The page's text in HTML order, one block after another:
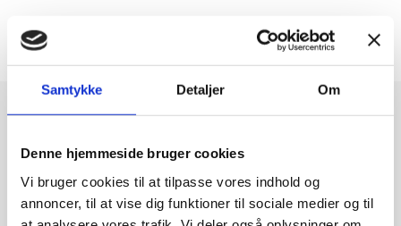
Samtykke Detaljer Om
Denne hjemmeside bruger cookies
Vi bruger cookies til at tilpasse vores indhold og
annoncer, til at vise dig funktioner til sociale medier og til